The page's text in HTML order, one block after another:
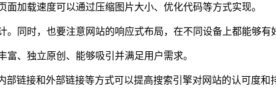
加载速度可以通过压缩图片大小、优化代码等方式实现。
同时，也要注意网站的响应式布局，在不同设备上都能够有
、独立原创、能够吸引并满足用户需求。
链接和外部链接等方式可以提高搜索引擎对网站的认可度和